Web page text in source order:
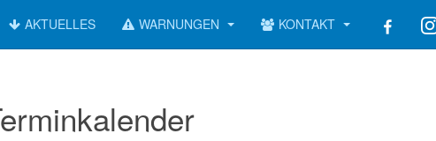
AKTUELLES WARNUNGEN KONTAKT